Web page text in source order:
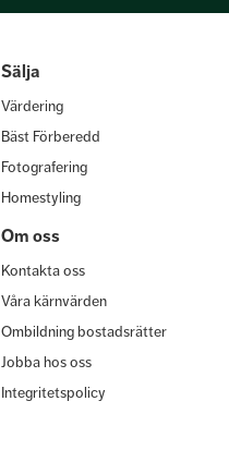
Sälja
Värdering
Bäst Förberedd
Fotografering
Homestyling
Om oss
Kontakta oss
Våra kärnvärden
Ombildning bostadsrätter
Jobba hos oss
Integritetspolicy